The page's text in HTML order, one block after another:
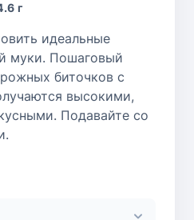
г
идеальные
муки. Пошаговый
биточков с
высокими,
Подавайте со